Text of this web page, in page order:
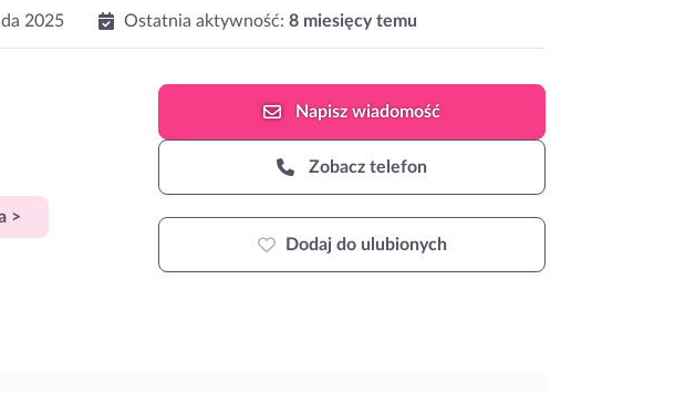
2025 Ostatnia aktywność: 8 miesięcy temu
>
Napiszwiadomość
Zobacz telefon
Dodaj do ulubionych